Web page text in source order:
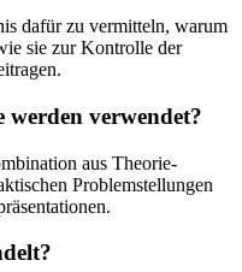
dafür zu vermitteln, warum
sie zur Kontrolle der
werden verwendet?
aus Theorie-
Problemstellungen